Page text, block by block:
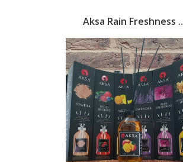
Aksa Rain Freshness ..